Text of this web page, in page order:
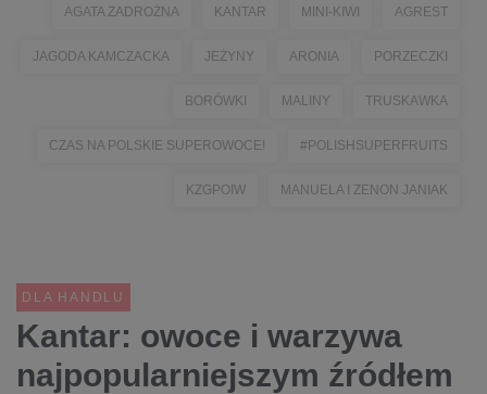
AGATA ZADROŻNA KANTAR MINI-KIWI AGREST
JAGODA KAMCZACKA JEŻYNY ARONIA PORZECZKI
BORÓWKI MALINY TRUSKAWKA
CZAS NA POLSKIE SUPEROWOCE! #POLISHSUPERFRUITS
KZGPOIW MANUELA I ZENON JANIAK
DLA HANDLU
Kantar: owoce i warzywa
najpopularniejszym źródłem